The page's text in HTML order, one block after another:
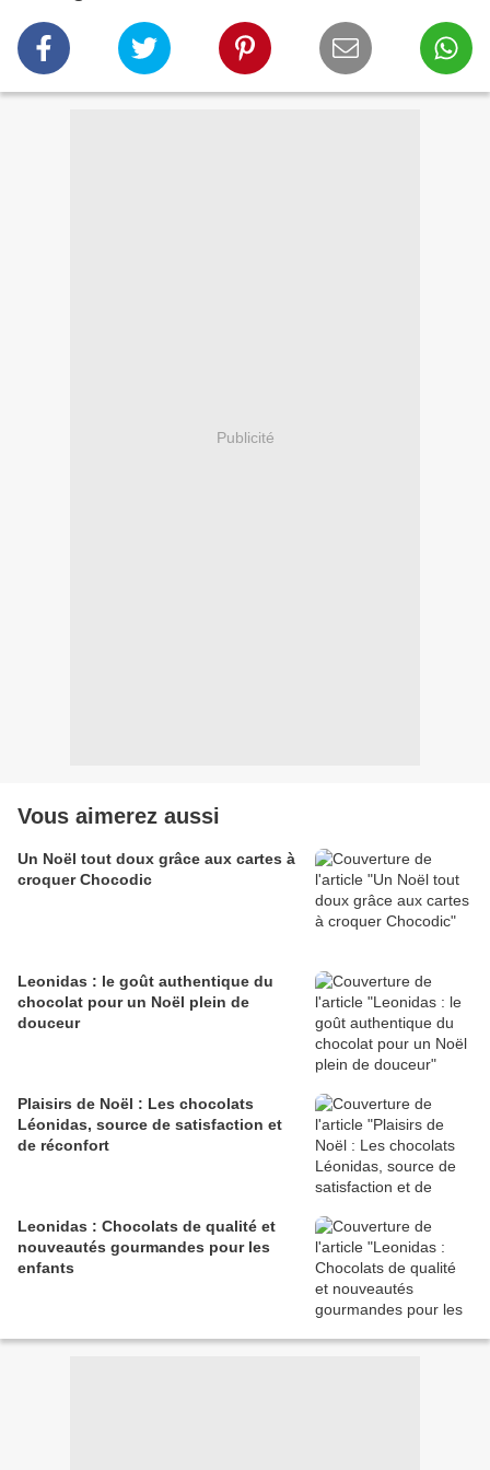
Publicité
Vous aimerez aussi
Un Noël tout doux grâce aux cartes à
croquer Chocodic
Leonidas : le goût authentique du
chocolat pour un Noël plein de
douceur
Plaisirs de Noël : Les chocolats
Léonidas, source de satisfaction et
de réconfort
Leonidas : Chocolats de qualité et
nouveautés gourmandes pour les
enfants